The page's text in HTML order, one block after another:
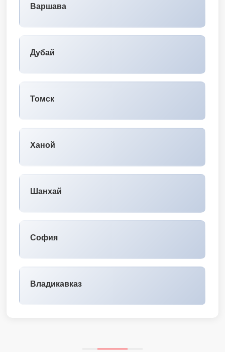
Варшава
Дубай
Томск
Ханой
Шанхай
София
Владикавказ